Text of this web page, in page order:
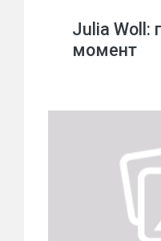
Julia Woll:
момент